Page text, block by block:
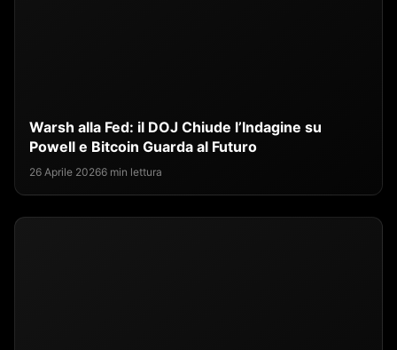
Warsh alla Fed: il DOJ Chiude l’Indagine su
Powell e Bitcoin Guarda al Futuro
26 Aprile 20266 min lettura